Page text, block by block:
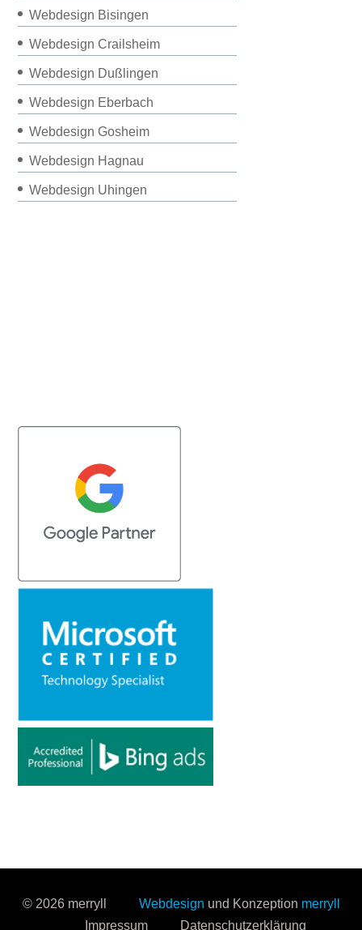
Webdesign Bisingen
Webdesign Crailsheim
Webdesign Dußlingen
Webdesign Eberbach
Webdesign Gosheim
Webdesign Hagnau
Webdesign Uhingen
© 2026 merryll Webdesign und Konzeption merryll
Impressum
Datenschutzerklärung